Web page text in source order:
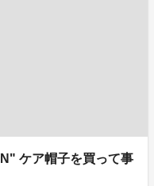
ケア帽子を買って事